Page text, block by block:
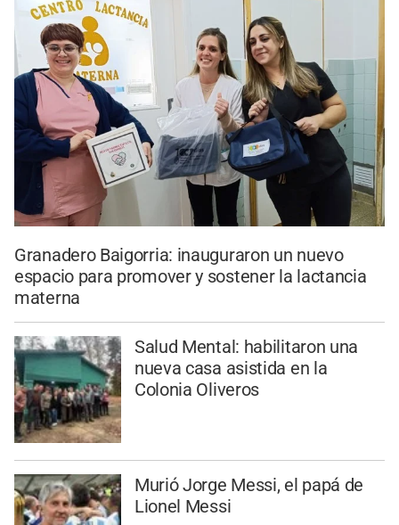
Granadero Baigorria: inauguraron un nuevo
espacio para promover y sostener la lactancia
materna
Salud Mental: habilitaron una
nueva casa asistida en la
Colonia Oliveros
Murió Jorge Messi, el papá de
Lionel Messi